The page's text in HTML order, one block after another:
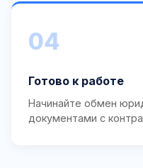
04
Готово к работе
Начинайте обмен
документами с